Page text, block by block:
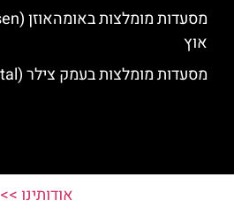
אוץ
מסעדות מומלצות בעמק צילר (Zillertal)
אודותינו >>